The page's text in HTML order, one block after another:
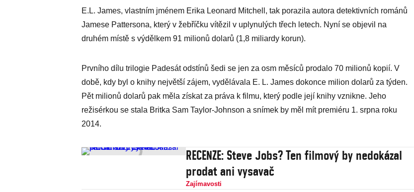
E.L. James, vlastním jménem Erika Leonard Mitchell, tak porazila autora detektivních románů
Jamese Pattersona, který v žebříčku vítězil v uplynulých třech letech. Nyní se objevil na
druhém místě s výdělkem 91 milionů dolarů (1,8 miliardy korun).
Prvního dílu trilogie Padesát odstínů šedi se jen za osm měsíců prodalo 70 milionů kopií. V
době, kdy byl o knihy největší zájem, vydělávala E. L. James dokonce milion dolarů za týden.
Pět milionů dolarů pak měla získat za práva k filmu, který podle její knihy vznikne. Jeho
režisérkou se stala Britka Sam Taylor-Johnson a snímek by měl mít premiéru 1. srpna roku
2014.
RECENZE: Steve Jobs? Ten filmový by nedokázal
prodat ani vysavač
Zajímavosti